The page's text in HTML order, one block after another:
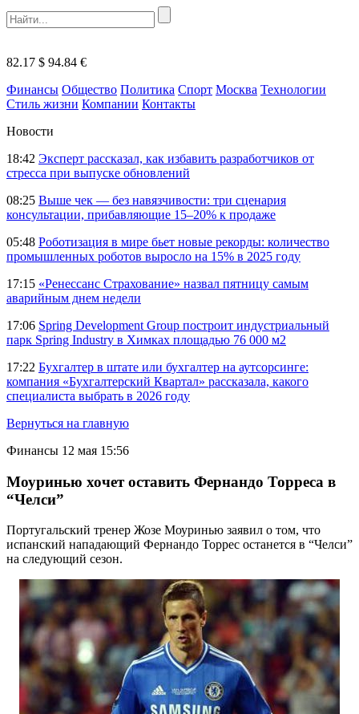
82.17 $ 94.84 €
Финансы Общество Политика Спорт Москва Технологии
Стиль жизни Компании Контакты
Новости
18:42 Эксперт рассказал, как избавить разработчиков от
стресса при выпуске обновлений
08:25 Выше чек — без навязчивости: три сценария
консультации, прибавляющие 15–20% к продаже
05:48 Роботизация в мире бьет новые рекорды: количество
промышленных роботов выросло на 15% в 2025 году
17:15 «Ренессанс Страхование» назвал пятницу самым
аварийным днем недели
17:06 Spring Development Group построит индустриальный
парк Spring Industry в Химках площадью 76 000 м2
17:22 Бухгалтер в штате или бухгалтер на аутсорсинге:
компания «Бухгалтерский Квартал» рассказала, какого
специалиста выбрать в 2026 году
Вернуться на главную
Финансы 12 мая 15:56
Моуринью хочет оставить Фернандо Торреса в
“Челси”
Португальский тренер Жозе Моуринью заявил о том, что
испанский нападающий Фернандо Торрес останется в “Челси”
на следующий сезон.